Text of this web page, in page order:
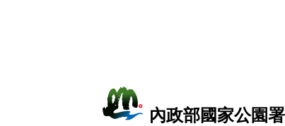
內政部國家公